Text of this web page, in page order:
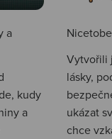
a
kudy
a
Vytvořili
lásky,
ukázat
chce